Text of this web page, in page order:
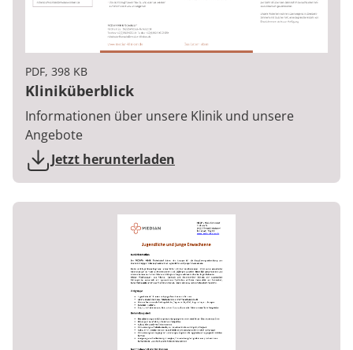
PDF, 398 KB
Kliniküberblick
Informationen über unsere Klinik und unsere
Angebote
Jetzt herunterladen